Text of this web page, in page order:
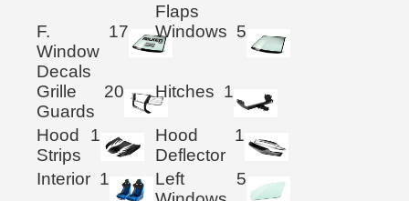
Flaps
F.
Window
Decals
17 Windows 5
Grille
Guards
20 Hitches 1
Hood
Strips
1
Hood
Deflector
1
Interior 1
Left
5